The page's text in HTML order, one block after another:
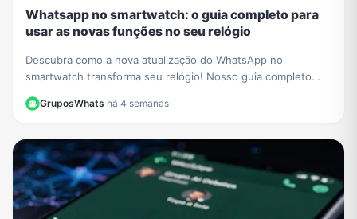
Whatsapp no smartwatch: o guia completo para
usar as novas funções no seu relógio
Descubra como a nova atualização do WhatsApp no
smartwatch transforma seu relógio! Nosso guia completo
mostra como iniciar conversas e gerenciar chats.
GruposWhats·há 4 semanas